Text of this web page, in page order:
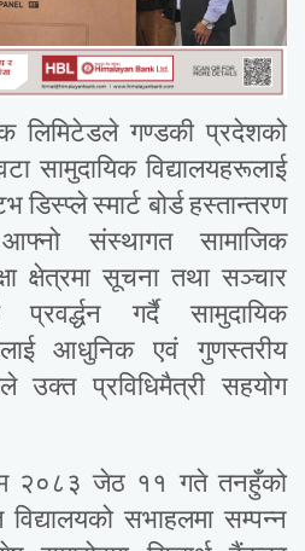
लिमिटेडले गण्डकी प्रदेशको
सामुदायिक विद्यालयहरूलाई
स्मार्ट बोर्ड हस्तान्तरण
संस्थागत सामाजिक
क्षेत्रमा सूचना तथा सञ्चार
प्रवर्द्धन गर्दै सामुदायिक
आधुनिक एवं गुणस्तरीय
उक्त प्रविधिमैत्री सहयोग
२०८३ जेठ ११ गते तनहुँको
सभाहलमा सम्पन्न